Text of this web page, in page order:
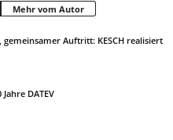
Mehr vom Autor
Auftritt: KESCH realisiert
DATEV